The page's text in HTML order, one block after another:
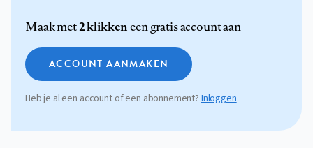
Maak met2 klikkeneen gratis account aan
ACCOUNT AANMAKEN
Heb je al een account of een abonnement? Inloggen